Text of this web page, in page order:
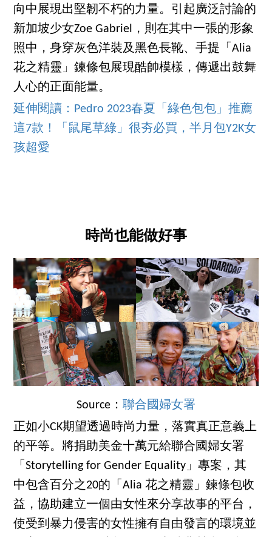
向中展現出堅韌不朽的力量。引起廣泛討論的
新加坡少女Zoe Gabriel，則在其中一張的形象
照中，身穿灰色洋裝及黑色長靴、手提「Alia
花之精靈」鍊條包展現酷帥模樣，傳遞出鼓舞
人心的正面能量。
延伸閱讀：Pedro 2023春夏「綠色包包」推薦
這7款！「鼠尾草綠」很夯必買，半月包Y2K女
孩超愛
時尚也能做好事
Source： 聯合國婦女署
正如小CK期望透過時尚力量，落實真正意義上
的平等。將捐助美金十萬元給聯合國婦女署
「Storytelling for Gender Equality」專案，其
中包含百分之20的「Alia 花之精靈」鍊條包收
益，協助建立一個由女性來分享故事的平台，
使受到暴力侵害的女性擁有自由發言的環境並